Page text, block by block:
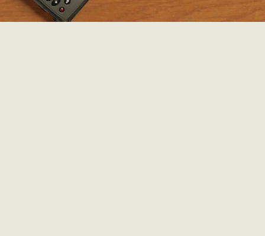
het ’s nachts voor het eerst deze herfst gevroren heeft. Het
wanneer we onder een blauwe hemel met mager
terrein van de stadsdiensten van Leuven oprijden. We